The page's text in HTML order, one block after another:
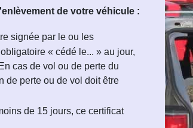
de votre véhicule :
signée par le ou les
« cédé le... » au jour,
cas de vol ou de perte du
de perte ou de vol doit être
de 15 jours, ce certificat